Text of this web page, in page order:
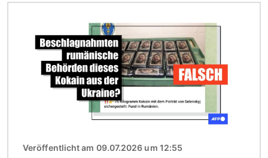
Veröffentlicht am 09.07.2026 um 12:55